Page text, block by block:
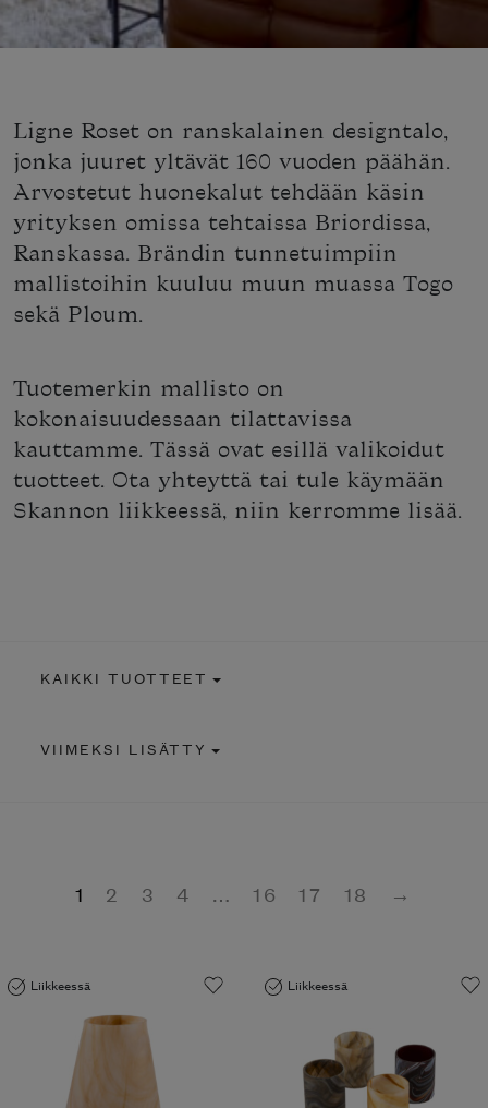
Ligne Roset on ranskalainen designtalo,
jonka juuret yltävät 160 vuoden päähän.
Arvostetut huonekalut tehdään käsin
yrityksen omissa tehtaissa Briordissa,
Ranskassa. Brändin tunnetuimpiin
mallistoihin kuuluu muun muassa Togo
sekä Ploum.
Tuotemerkin mallisto on
kokonaisuudessaan tilattavissa
kauttamme. Tässä ovat esillä valikoidut
tuotteet. Ota yhteyttä tai tule käymään
Skannon liikkeessä, niin kerromme lisää.
KAIKKI TUOTTEET
VIIMEKSI LISÄTTY
1 2 3 4 … 16 17 18 →
Liikkeessä Liikkeessä